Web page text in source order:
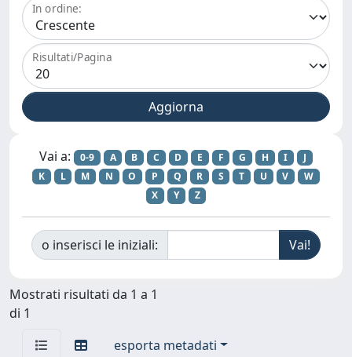
In ordine:
Risultati/Pagina
Vai a: 0-9 A B C D E F G H I
J
K
L M N O P Q R S T U V
W
X
Y Z
o inserisci le iniziali:
Mostrati risultati da 1 a 1
di 1
esporta metadati